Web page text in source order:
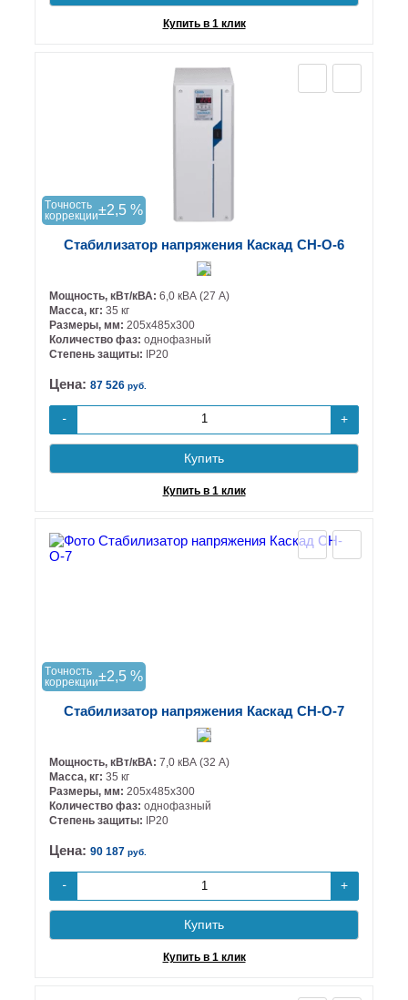
Купить в 1 клик
Tочность
коррекции±2,5 %
Стабилизатор напряжения Каскад СН-О-6
Мощность, кВт/кВА: 6,0 кВА (27 А)
Масса, кг: 35 кг
Размеры, мм: 205х485х300
Количество фаз: однофазный
Степень защиты: IP20
Цена: 87 526 руб.
- +
Купить
Купить в 1 клик
Tочность
коррекции±2,5 %
Стабилизатор напряжения Каскад СН-О-7
Мощность, кВт/кВА: 7,0 кВА (32 А)
Масса, кг: 35 кг
Размеры, мм: 205х485х300
Количество фаз: однофазный
Степень защиты:
IP20
Цена: 90 187 руб.
- +
Купить
Купить в 1 клик